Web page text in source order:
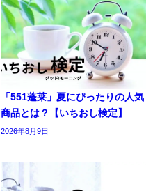
「551蓬莱」夏にぴったりの人気
商品とは？【いちおし検定】
2026年8月9日